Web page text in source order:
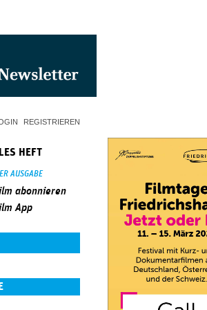
REGISTRIEREN
HEFT
AUSGABE
abonnieren
App